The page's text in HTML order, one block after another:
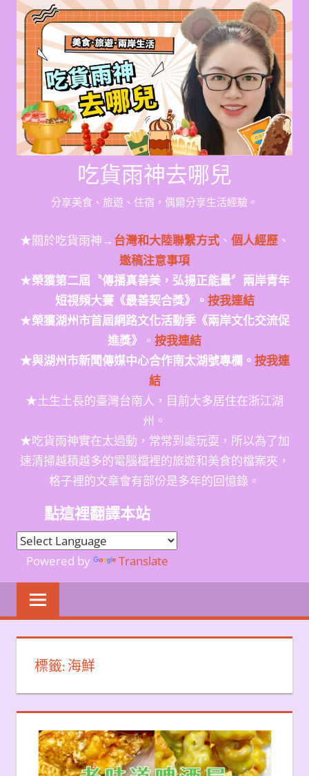
Skip
content
吃貨雨神去哪兒
分享美食、旅遊、住宿，偶爾分享生活經驗。
★關於吃貨雨神→台灣和大陸聯繫方式、 個人經歷、
邀稿注意事項
★榮獲第二屆〝傳播真善美，弘揚正能量〞兩岸青年
短視頻大賽《最善契合獎》。 按我連結
★榮獲湖州市首屆網路文化活動季《兩岸文化交流促
進獎》
。 按我連結
★與湖州市新聞傳媒中心合作南太湖號專欄。 按我連
結
★土生土長的臺灣台南人，目前大多居住在浙江湖
州。
★吃貨雨神實在太過動，常常到處玩耍，所以為了加
速清掃越積越多的電腦檔裡的旅遊和美食的檔案夾，
格子裡的文章會有部份是多年的回憶錄。
點這裡翻譯本站
Powered by Translate
標籤:海鮮